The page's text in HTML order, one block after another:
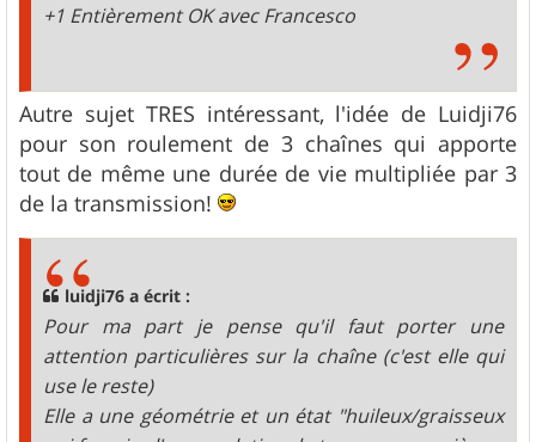
+1 Entièrement OK avec Francesco
Autre sujet TRES intéressant, l'idée de Luidji76
pour son roulement de 3 chaînes qui apporte
tout de même une durée de vie multipliée par 3
de la transmission!
luidji76 a écrit :
Pour ma part je pense qu'il faut porter une
attention particulières sur la chaîne (c'est elle qui
use le reste)
Elle a une géométrie et un état "huileux/graisseux